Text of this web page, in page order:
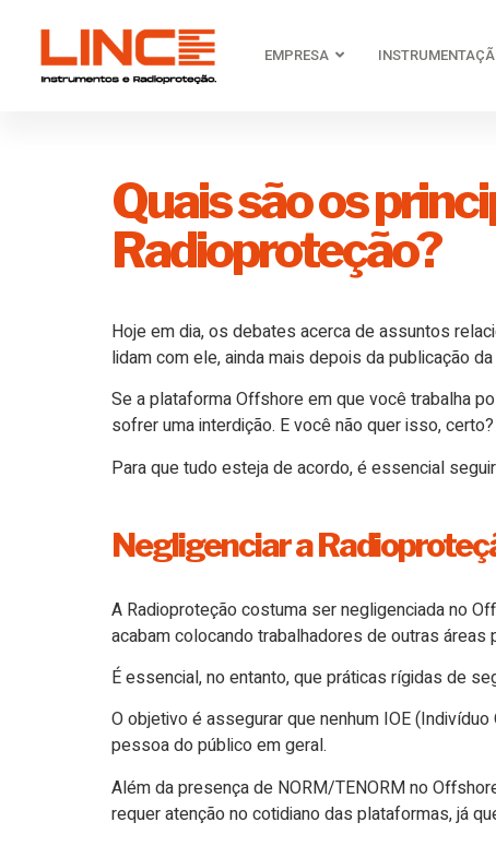
EMPRESA
Quais são os
Radioproteção?
Hoje em dia, os debates acerca de assuntos
lidam com ele, ainda mais depois da publicação
Se a plataforma Offshore em que você trabalha
sofrer uma interdição. E você não quer isso, certo?
Para que tudo esteja de acordo, é essencial
Negligenciar a
A Radioproteção costuma ser negligenciada no
acabam colocando trabalhadores de outras
É essencial, no entanto, que práticas rígidas de
O objetivo é assegurar que nenhum IOE
pessoa do público em geral.
Além da presença de NORM/TENORM no
requer atenção no cotidiano das plataformas, já